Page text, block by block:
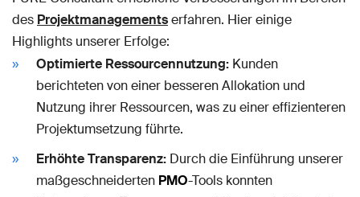
des Projektmanagementserfahren. Hier einige
Highlights unserer Erfolge:
Optimierte Ressourcennutzung: Kunden
berichteten von einer besseren Allokation und
Nutzung ihrer Ressourcen, was zu einer effizienteren
Projektumsetzung führte.
Erhöhte Transparenz: Durch die Einführung unserer
maßgeschneiderten PMO-Tools konnten